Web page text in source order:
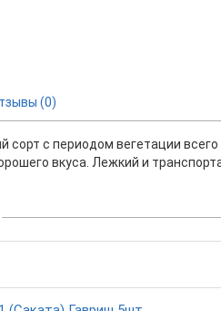
(0)
сорт с периодом вегетации
вкуса. Лежкий и